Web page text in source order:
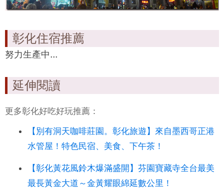
彰化住宿推薦
努力生產中...
延伸閱讀
更多彰化好吃好玩推薦：
【別有洞天咖啡莊園。彰化旅遊】來自墨西哥正港
水管屋！特色民宿、美食、下午茶！
【彰化黃花風鈴木爆滿盛開】芬園寶藏寺全台最美
最長黃金大道～金黃耀眼綿延數公里！